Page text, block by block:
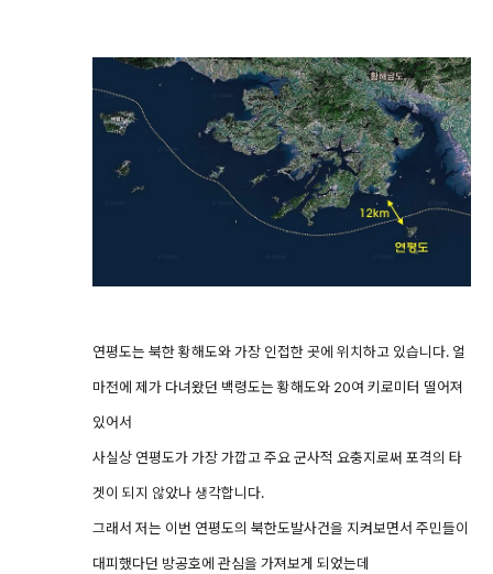
연평도는 북한 황해도와 가장 인접한 곳에 위치하고 있습니다. 얼
마전에 제가 다녀왔던 백령도는 황해도와 20여 키로미터 떨어져
있어서
사실상 연평도가 가장 가깝고 주요 군사적 요충지로써 포격의 타
겟이 되지 않았나 생각합니다.
그래서 저는 이번 연평도의 북한도발사건을 지켜보면서 주민들이
대피했다던 방공호에 관심을 가져보게 되었는데